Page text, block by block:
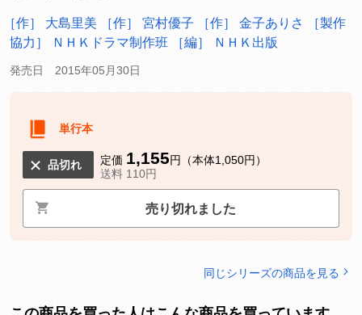
［作］ 大島里美 ［作］ 宮村優子 ［作］ 金子ありさ
［製作
協力］ ＮＨＫドラマ制作班
［編］ ＮＨＫ出版
発売日 2015年05月30日
単行本
品切れ 定価 1,155円（本体1,050円）
送料 110円
売り切れました
同じシリーズの商品を見る